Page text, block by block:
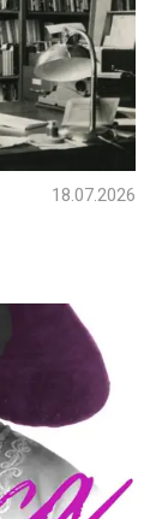
18.07.2026